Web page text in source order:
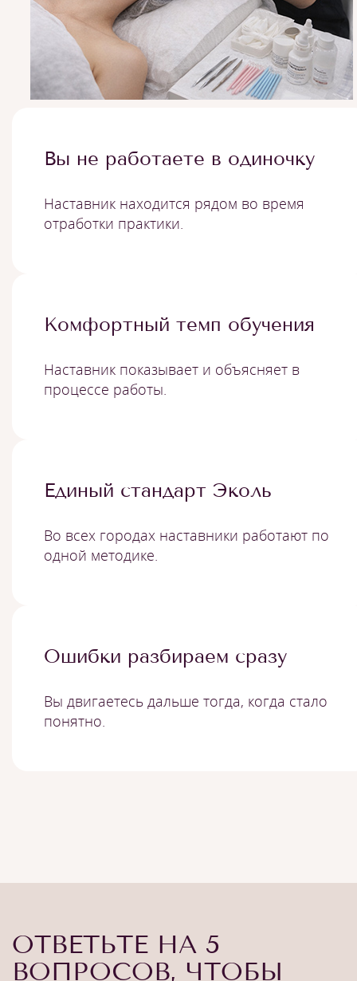
Вы не работаете в одиночку
Наставник находится рядом во время
отработки практики.
Комфортный темп обучения
Наставник показывает и объясняет в
процессе работы.
Единый стандарт Эколь
Во всех городах наставники работают по
одной методике.
Ошибки разбираем сразу
Вы двигаетесь дальше тогда, когда стало
понятно.
ОТВЕТЬТЕ НА 5
ВОПРОСОВ, ЧТОБЫ